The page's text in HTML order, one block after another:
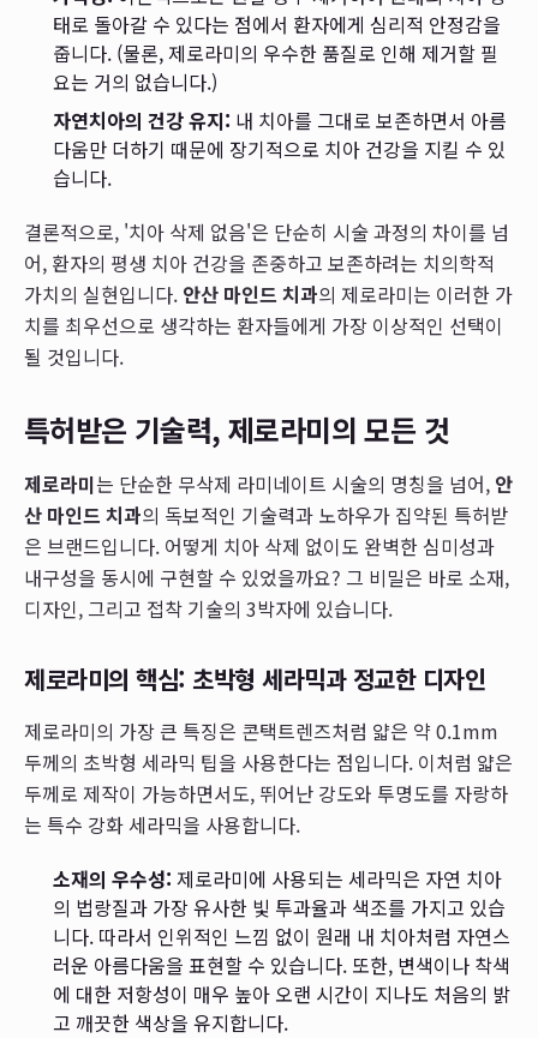
태로 돌아갈 수 있다는 점에서 환자에게 심리적 안정감을
줍니다. (물론, 제로라미의 우수한 품질로 인해 제거할 필
요는 거의 없습니다.)
자연치아의 건강 유지: 내 치아를 그대로 보존하면서 아름
다움만 더하기 때문에 장기적으로 치아 건강을 지킬 수 있
습니다.
결론적으로, '치아 삭제 없음'은 단순히 시술 과정의 차이를 넘
어, 환자의 평생 치아 건강을 존중하고 보존하려는 치의학적
가치의 실현입니다. 안산 마인드 치과의 제로라미는 이러한 가
치를 최우선으로 생각하는 환자들에게 가장 이상적인 선택이
될 것입니다.
특허받은 기술력, 제로라미의 모든 것
제로라미는 단순한 무삭제 라미네이트 시술의 명칭을 넘어, 안
산 마인드 치과의 독보적인 기술력과 노하우가 집약된 특허받
은 브랜드입니다. 어떻게 치아 삭제 없이도 완벽한 심미성과
내구성을 동시에 구현할 수 있었을까요? 그 비밀은 바로 소재,
디자인, 그리고 접착 기술의 3박자에 있습니다.
제로라미의 핵심: 초박형 세라믹과 정교한 디자인
제로라미의 가장 큰 특징은 콘택트렌즈처럼 얇은 약 0.1mm
두께의 초박형 세라믹 팁을 사용한다는 점입니다. 이처럼 얇은
두께로 제작이 가능하면서도, 뛰어난 강도와 투명도를 자랑하
는 특수 강화 세라믹을 사용합니다.
소재의 우수성: 제로라미에 사용되는 세라믹은 자연 치아
의 법랑질과 가장 유사한 빛 투과율과 색조를 가지고 있습
니다. 따라서 인위적인 느낌 없이 원래 내 치아처럼 자연스
러운 아름다움을 표현할 수 있습니다. 또한, 변색이나 착색
에 대한 저항성이 매우 높아 오랜 시간이 지나도 처음의 밝
고 깨끗한 색상을 유지합니다.